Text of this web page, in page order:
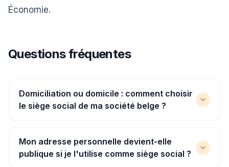
Économie.
Questions fréquentes
Domiciliation ou domicile : comment choisir
le siège social de ma société belge ?
Mon adresse personnelle devient-elle
publique si je l'utilise comme siège social ?